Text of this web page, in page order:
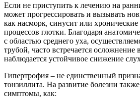
Если не приступить к лечению на
может прогрессировать и вызывать
как насморк, синусит или
процессов глотки. Благодаря
с областью среднего уха,
трубой, часто встречается
наблюдается устойчивое снижение
Гипертрофия – не единственный
тонзиллита. На развитие болезни
симптомы, как: